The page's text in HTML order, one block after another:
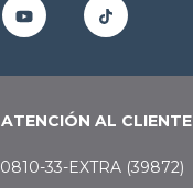
ATENCIÓN AL CLIENTE
0810-33-EXTRA (39872)